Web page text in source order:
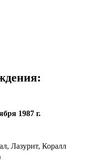
1987 г.
Лазурит, Коралл